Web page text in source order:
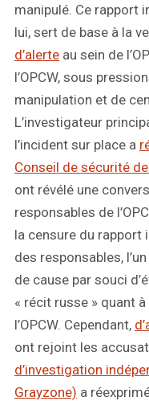
manipulé. Ce rapport
lui, sert de base à la
d’alerte au sein de
l’OPCW, sous
manipulation et de
L’investigateur
l’incident sur place a
Conseil de sécurité de
ont révélé une
responsables de
la censure du rapport
des responsables,
de cause par souci
« récit russe » quant
l’OPCW. Cependant,
ont rejoint les
d’investigation
Grayzone) a